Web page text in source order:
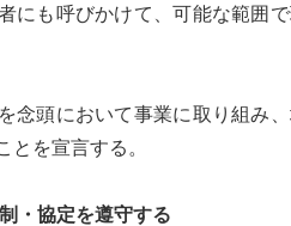
にも呼びかけて、可能な範囲
念頭において事業に取り組み
とを宣言する。
・協定を遵守する